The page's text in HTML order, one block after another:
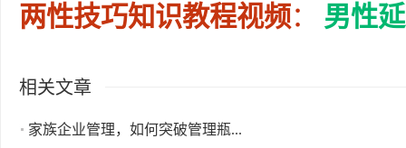
两性技巧知识教程视频： 男性
相关文章
家族企业管理，如何突破管理瓶...